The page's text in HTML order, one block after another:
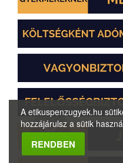
A etikuspenzugyek.hu
hozzájárulsz a sütik
RENDBEN